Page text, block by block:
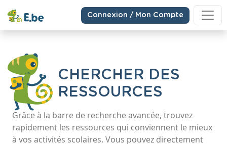
Connexion / Mon Compte
CHERCHER DES
RESSOURCES
Grâce à la barre de recherche avancée, trouvez
rapidement les ressources qui conviennent le mieux
à vos activités scolaires. Vous pouvez directement